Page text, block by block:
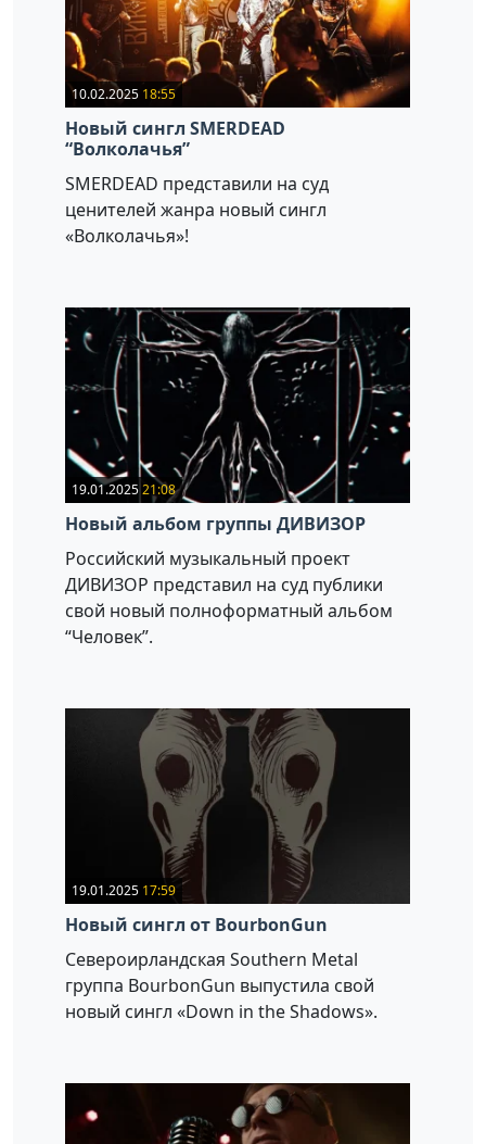
10.02.2025 18:55
Новый сингл SMERDEAD
“Волколачья”
SMERDEAD представили на суд
ценителей жанра новый сингл
«Волколачья»!
19.01.202521:08
Новый альбом группы ДИВИЗОР
Российский музыкальный проект
ДИВИЗОР представил на суд публики
свой новый полноформатный альбом
“Человек”.
19.01.2025 17:59
Новый сингл от BourbonGun
Североирландская Southern Metal
группа BourbonGun выпустила свой
новый сингл «Down in the Shadows».